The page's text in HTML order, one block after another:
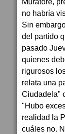
no habría
Sin
del partido
pasado
quienes
rigurosos
relata una
Ciudadela"
"Hubo
realidad la
cuáles no.